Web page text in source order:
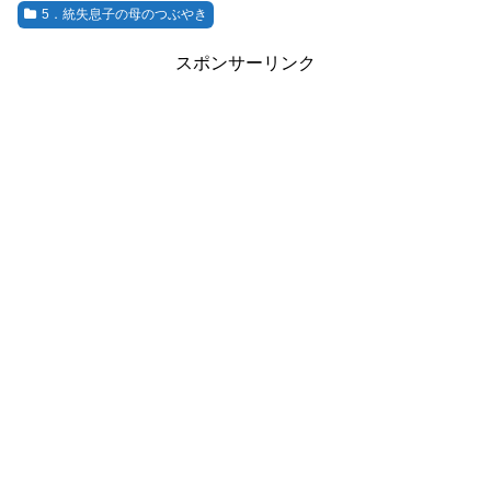
5．統失息子の母のつぶやき
スポンサーリンク